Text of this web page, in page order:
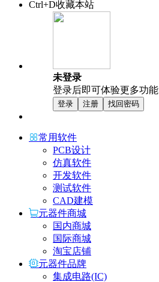
Ctrl+D收藏本站
未登录
登录后即可体验更多功能
登录 注册 找回密码
常用软件
PCB设计
仿真软件
开发软件
测试软件
CAD建模
元器件商城
国内商城
国际商城
淘宝店铺
元器件品牌
集成电路(IC)